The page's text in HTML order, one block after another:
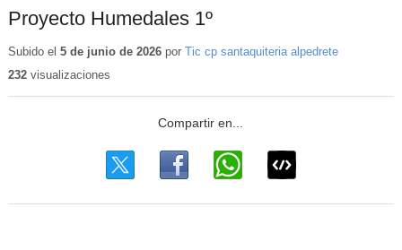
Proyecto Humedales 1º
Subido el 5 de junio de 2026por Tic cp santaquiteria alpedrete
232visualizaciones